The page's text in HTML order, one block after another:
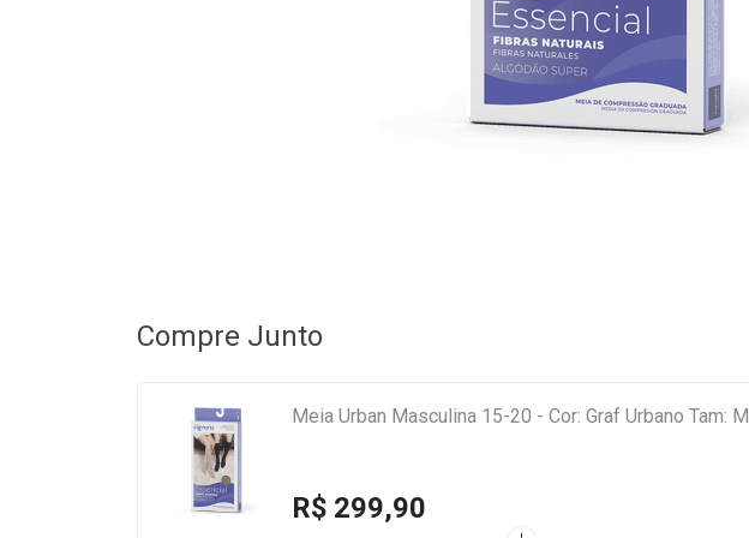
Compre Junto
Meia Urban Masculina 15-20 - Cor: Graf Urbano Tam: M
R$ 299,90